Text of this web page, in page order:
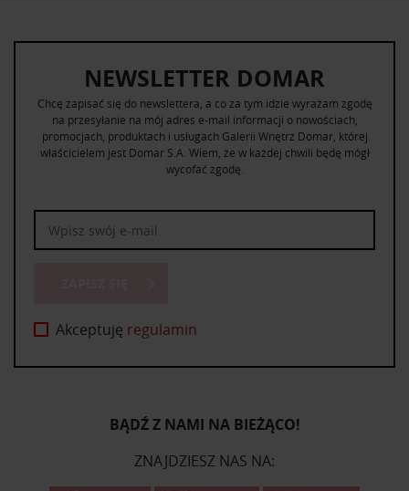
NEWSLETTER DOMAR
Chcę zapisać się do newslettera, a co za tym idzie wyrażam zgodę
na przesyłanie na mój adres e-mail informacji o nowościach,
promocjach, produktach i usługach Galerii Wnętrz Domar, której
właścicielem jest Domar S.A. Wiem, że w każdej chwili będę mógł
wycofać zgodę.
Akceptuję regulamin
BĄDŹ Z NAMI NA BIEŻĄCO!
ZNAJDZIESZ NAS NA: